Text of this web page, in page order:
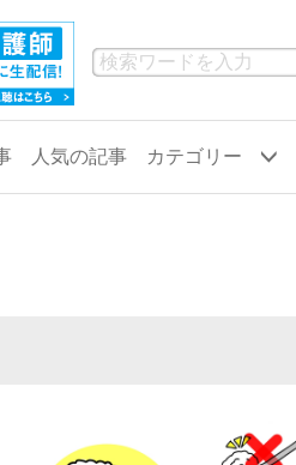
人気の記事 カテゴリー